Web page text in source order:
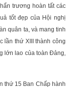
trương hoàn tất các
tốt đẹp của Hội nghị
quân ta, và mang tinh
lần thứ XIII thành công
lớn lao của toàn Đảng,
thứ 15 Ban Chấp hành